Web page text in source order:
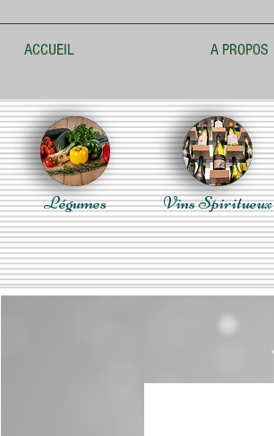
ACCUEIL A PROPOS
Légumes Vins Spiritueux